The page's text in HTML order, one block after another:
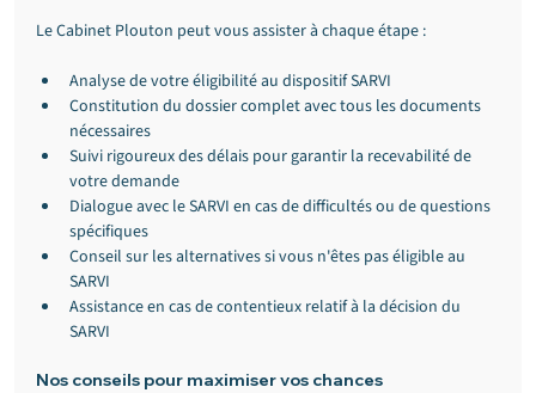
Le Cabinet Plouton peut vous assister à chaque étape :
Analyse de votre éligibilité au dispositif SARVI
Constitution du dossier complet avec tous les documents
nécessaires
Suivi rigoureux des délais pour garantir la recevabilité de
votre demande
Dialogue avec le SARVI en cas de difficultés ou de questions
spécifiques
Conseil sur les alternatives si vous n'êtes pas éligible au
SARVI
Assistance en cas de contentieux relatif à la décision du
SARVI
Nos conseils pour maximiser vos chances